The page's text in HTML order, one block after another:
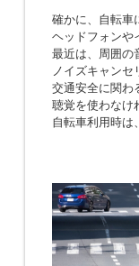
確かに、自転車
ヘッドフォンや
最近は、周囲の
ノイズキャンセ
交通安全に関わ
聴覚を使わなけ
自転車利用時は